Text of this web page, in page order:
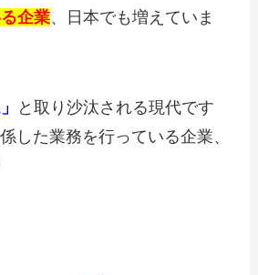
企業、日本でも増えていま
と取り沙汰される現代です
した業務を行っている企業、